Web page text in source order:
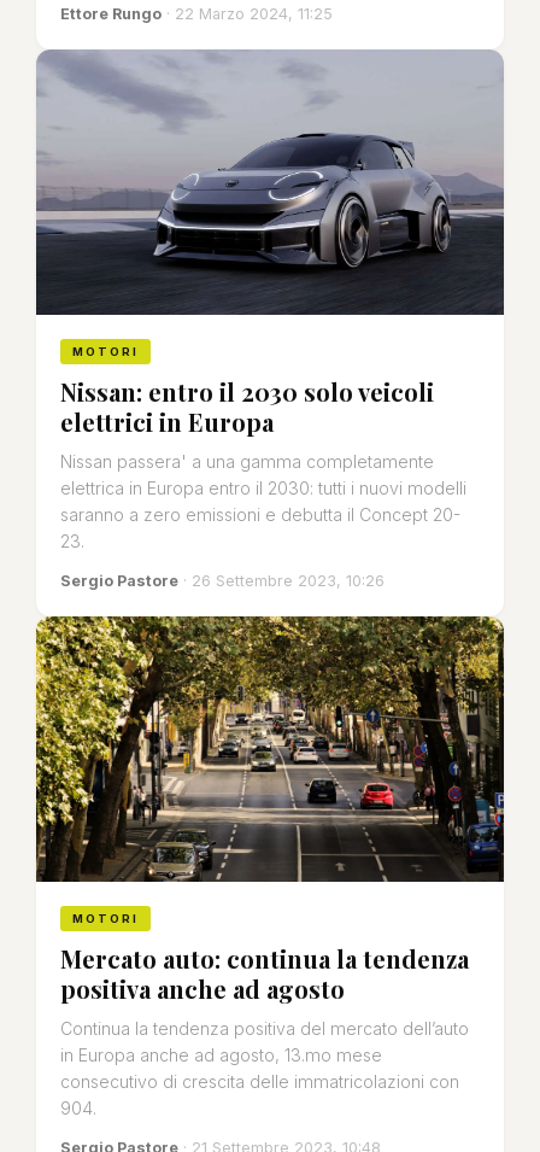
Ettore Rungo · 22 Marzo 2024, 11:25
MOTORI
Nissan: entro il 2030 solo veicoli
elettrici in Europa
Nissan passera' a una gamma completamente
elettrica in Europa entro il 2030: tutti i nuovi modelli
saranno a zero emissioni e debutta il Concept 20-
23.
Sergio Pastore · 26 Settembre 2023, 10:26
MOTORI
Mercato auto: continua la tendenza
positiva anche ad agosto
Continua la tendenza positiva del mercato dell’auto
in Europa anche ad agosto, 13.mo mese
consecutivo di crescita delle immatricolazioni con
904.
Sergio Pastore · 21 Settembre 2023, 10:48